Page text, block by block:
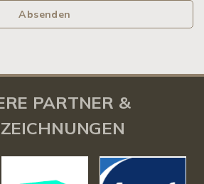
Absenden
PARTNER &